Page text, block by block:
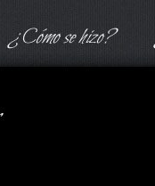
¿Cómo se hizo?